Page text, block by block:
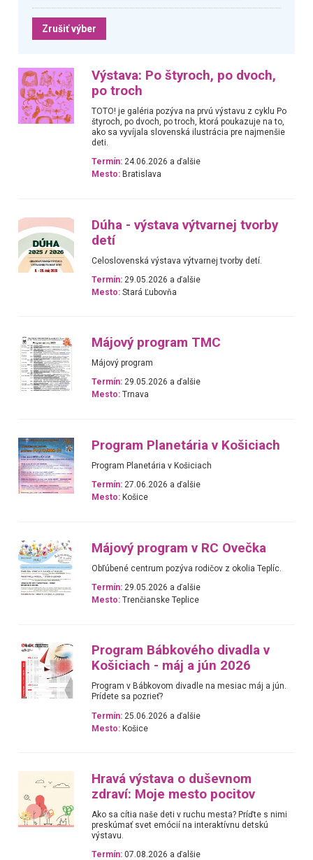
Zrušiť výber
Výstava: Po štyroch, po dvoch,
po troch
TOTO! je galéria pozýva na prvú výstavu z cyklu Po
štyroch, po dvoch, po troch, ktorá poukazuje na to,
ako sa vyvíjala slovenská ilustrácia pre najmenšie
deti.
Termín: 24.06.2026 a ďalšie
Mesto: Bratislava
Dúha - výstava výtvarnej tvorby
detí
Celoslovenská výstava výtvarnej tvorby detí.
Termín: 29.05.2026 a ďalšie
Mesto: Stará Ľubovňa
Májový program TMC
Májový program
Termín: 29.05.2026 a ďalšie
Mesto: Trnava
Program Planetária v Košiciach
Program Planetária v Košiciach
Termín: 27.06.2026 a ďalšie
Mesto: Košice
Májový program v RC Ovečka
Obľúbené centrum pozýva rodičov z okolia Teplíc.
Termín: 29.05.2026 a ďalšie
Mesto: Trenčianske Teplice
Program Bábkového divadla v
Košiciach - máj a jún 2026
Program v Bábkovom divadle na mesiac máj a jún.
Prídete sa pozrieť?
Termín: 25.06.2026 a ďalšie
Mesto: Košice
Hravá výstava o duševnom
zdraví: Moje mesto pocitov
Ako sa cítia naše deti v ruchu mesta? Príďte s nimi
preskúmať svet emócií na interaktívnu detskú
výstavu.
Termín: 07.08.2026 a ďalšie